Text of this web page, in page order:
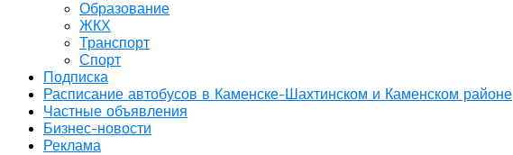
Образование
ЖКХ
Транспорт
Спорт
Подписка
Расписание автобусов в Каменске-Шахтинском и Каменском районе
Частные объявления
Бизнес-новости
Реклама